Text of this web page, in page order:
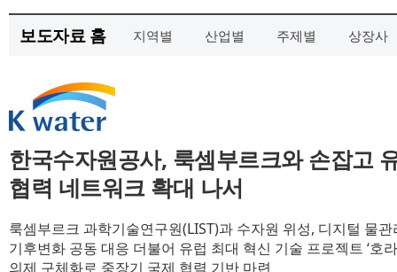
보도자료 홈 지역별 산업별 주제별 상장사
한국수자원공사, 룩셈부르크와 손잡고
협력 네트워크 확대 나서
룩셈부르크 과학기술연구원(LIST)과 수자원 위성, 디지털 물
기후변화 공동 대응 더불어 유럽 최대 혁신 기술 프로젝트 ‘호
의제 구체화로 중장기 국제 협력 기반 마련